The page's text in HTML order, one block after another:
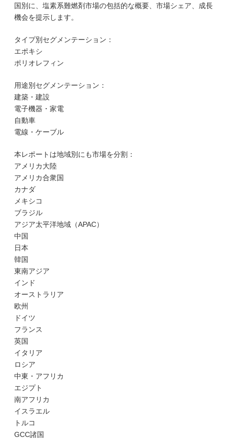
国別に、塩素系難燃剤市場の包括的な概要、市場シェア、成長
機会を提示します。
タイプ別セグメンテーション：
エポキシ
ポリオレフィン
用途別セグメンテーション：
建築・建設
電子機器・家電
自動車
電線・ケーブル
本レポートは地域別にも市場を分割：
アメリカ大陸
アメリカ合衆国
カナダ
メキシコ
ブラジル
アジア太平洋地域（APAC）
中国
日本
韓国
東南アジア
インド
オーストラリア
欧州
ドイツ
フランス
英国
イタリア
ロシア
中東・アフリカ
エジプト
南アフリカ
イスラエル
トルコ
GCC諸国